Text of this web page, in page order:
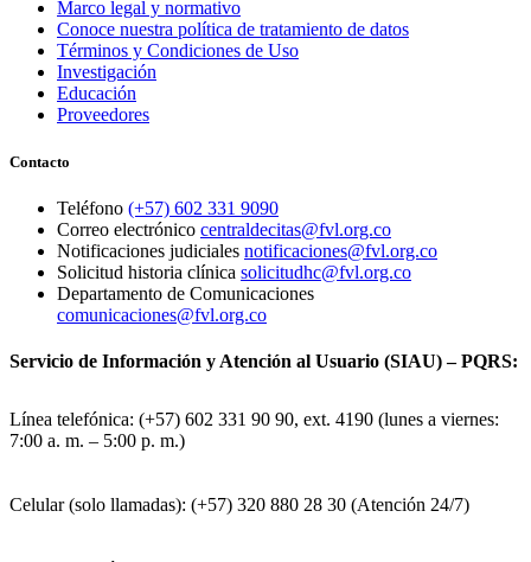
Marco legal y normativo
Conoce nuestra política de tratamiento de datos
Términos y Condiciones de Uso
Investigación
Educación
Proveedores
Contacto
Teléfono (+57) 602 331 9090
Correo electrónico centraldecitas@fvl.org.co
Notificaciones judiciales notificaciones@fvl.org.co
Solicitud historia clínica solicitudhc@fvl.org.co
Departamento de Comunicaciones
comunicaciones@fvl.org.co
Servicio de Información y Atención al Usuario (SIAU) – PQRS:
Línea telefónica: (+57) 602 331 90 90, ext. 4190 (lunes a viernes:
7:00 a. m. – 5:00 p. m.)
Celular (solo llamadas): (+57) 320 880 28 30 (Atención 24/7)